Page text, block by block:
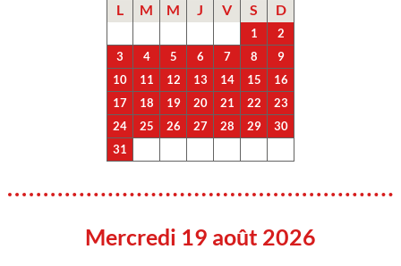
L M M J V S D
1
2
3
4 5 6 7 8
9
10
11 12 13 14 15
16
17
18 19 20 21 22
23
24
25 26 27 28 29
30
31
Mercredi 19 août 2026